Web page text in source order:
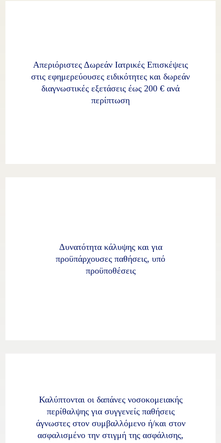
Απεριόριστες Δωρεάν Ιατρικές Επισκέψεις
στις εφημερεύουσες ειδικότητες και δωρεάν
διαγνωστικές εξετάσεις έως 200 € ανά
περίπτωση
Δυνατότητα κάλυψης και για
προϋπάρχουσες παθήσεις, υπό
προϋποθέσεις
Καλύπτονται οι δαπάνες νοσοκομειακής
περίθαλψης για συγγενείς παθήσεις
άγνωστες στον συμβαλλόμενο ή/και στον
ασφαλισμένο την στιγμή της ασφάλισης,